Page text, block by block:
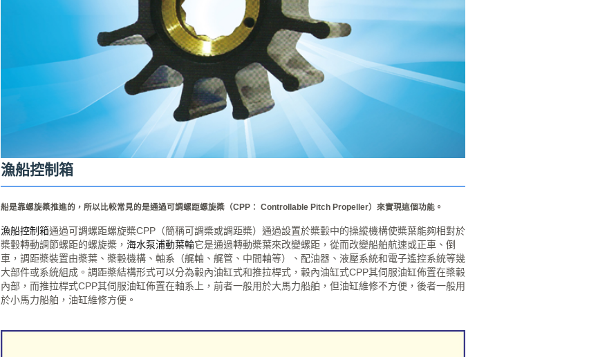
漁船控制箱
船是靠螺旋槳推進的，所以比較常見的是通過可調螺距螺旋槳（CPP： Controllable Pitch Propeller）來實現這個功能。
漁船控制箱通過可調螺距螺旋槳CPP（簡稱可調槳或調距槳）通過設置於槳轂中的操縱機構使槳葉能夠相對於
槳轂轉動調節螺距的螺旋槳， 海水泵浦動葉輪它是通過轉動槳葉來改變螺距，從而改變船舶航速或正車、倒
車，調距槳裝置由槳葉、槳轂機構、軸系（艉軸、艉管、中間軸等）、配油器、液壓系統和電子遙控系統等幾
大部件或系統組成。調距槳結構形式可以分為轂內油缸式和推拉桿式，轂內油缸式CPP其伺服油缸佈置在槳轂
內部，而推拉桿式CPP其伺服油缸佈置在軸系上，前者一般用於大馬力船舶，但油缸維修不方便，後者一般用
於小馬力船舶，油缸維修方便。